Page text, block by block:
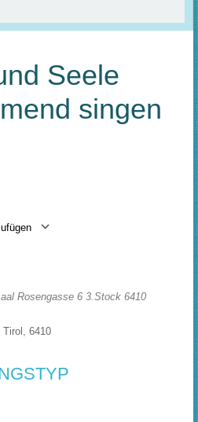
Seele
singen
Rosengasse 6 3.Stock 6410
Tirol, 6410